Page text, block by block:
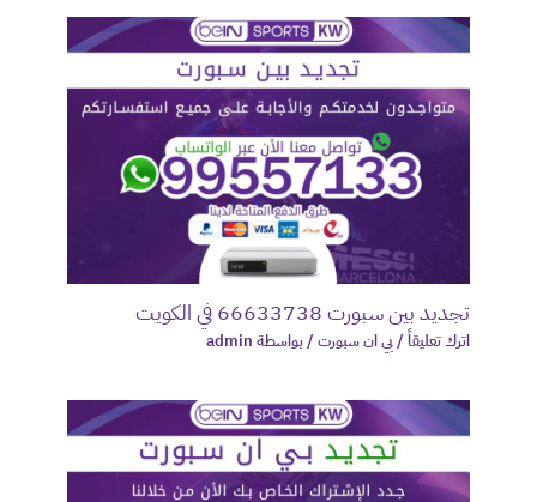
تجديد بين سبورت 66633738 في الكويت
اترك تعليقاً /بي ان سبورت / بواسطة admin